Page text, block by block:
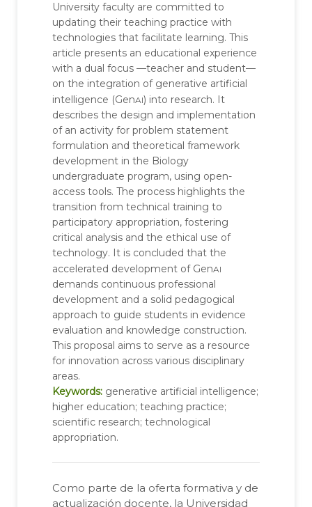
University faculty are committed to
updating their teaching practice with
technologies that facilitate learning. This
article presents an educational experience
with a dual focus —teacher and student—
on the integration of generative artificial
intelligence (Genai) into research. It
describes the design and implementation
of an activity for problem statement
formulation and theoretical framework
development in the Biology
undergraduate program, using open-
access tools. The process highlights the
transition from technical training to
participatory appropriation, fostering
critical analysis and the ethical use of
technology. It is concluded that the
accelerated development of Genai
demands continuous professional
development and a solid pedagogical
approach to guide students in evidence
evaluation and knowledge construction.
This proposal aims to serve as a resource
for innovation across various disciplinary
areas.
Keywords: generative artificial intelligence;
higher education; teaching practice;
scientific research; technological
appropriation.
Como parte de la oferta formativa y de
actualización docente, la Universidad